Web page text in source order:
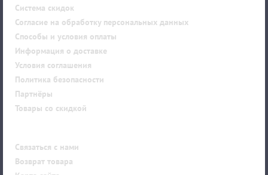
Система скидок
Согласие на обработку персональных данных
Способы и условия оплаты
Информация о доставке
Условия соглашения
Политика безопасности
Партнёры
Товары со скидкой
Связаться с нами
Возврат товара